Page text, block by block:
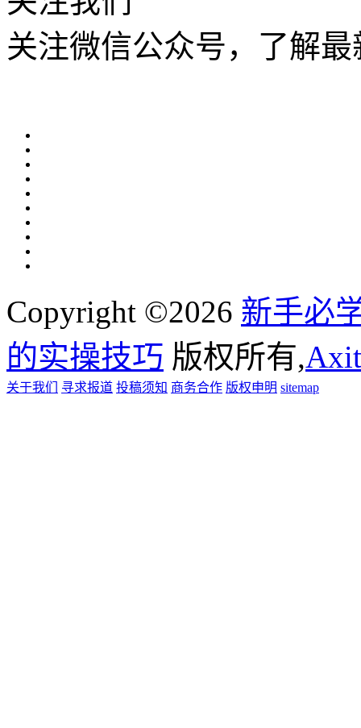
关注微信公众号，了解
Copyright ©2026 新手必
的实操技巧 版权所有,
关于我们 寻求报道 投稿须知 商务合作 版权申明 sitemap